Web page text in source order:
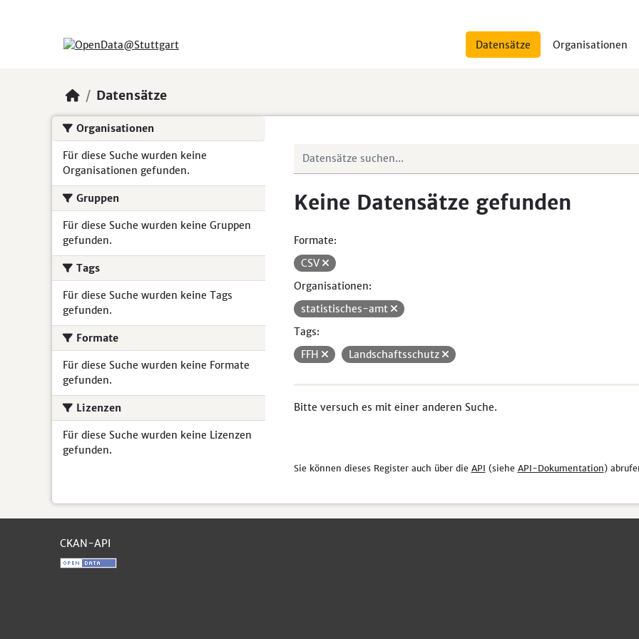
Datensätze Organisationen
Datensätze
Organisationen
Für diese Suche wurden keine
Organisationen gefunden.
Gruppen
Für diese Suche wurden keine Gruppen
gefunden.
Tags
Für diese Suche wurden keine Tags
gefunden.
Formate
Für diese Suche wurden keine Formate
gefunden.
Lizenzen
Für diese Suche wurden keine Lizenzen
gefunden.
Keine Datensätze gefunden
Formate:
CSV
Organisationen:
statistisches-amt
Tags:
FFH
Landschaftsschutz
Bitte versuch es mit einer anderen Suche.
Sie können dieses Register auch über die API (siehe API-Dokumentation)
CKAN-API